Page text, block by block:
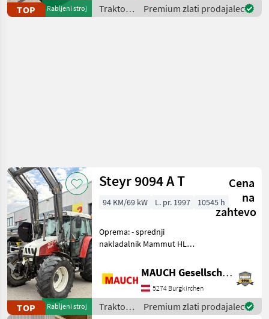
TOP Rabljeni stroj
enor
Traktor /
Valtra
Premium zlati prodajalec
TOP Rabljeni stroj
Steyr 9094 A T
Cena
na
zahtevo
94 KM/69 kW L. pr. 1997 10545 h
Oprema: - sprednji
nakladalnik Mammut HLP
priključkov - večnamenski
priključek - 3 krmilni krogi -
enoročajni krmilnik -
sprednja hidra
MAUCH Gesellschaft m.b.H. & Co.KG
5274 Burgkirchen
Traktor /
Premium zlati prodajalec